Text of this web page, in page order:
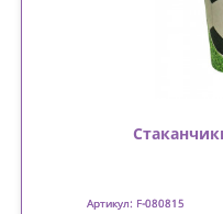
Артикул: F-080815